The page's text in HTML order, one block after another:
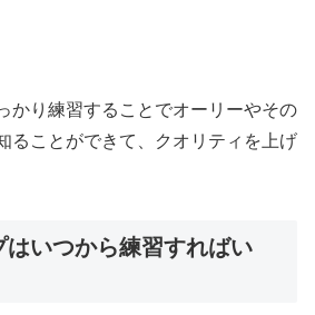
かり練習することでオーリーやその
ることができて、クオリティを上げ
はいつから練習すればい